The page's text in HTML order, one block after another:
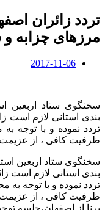
تردد زائران
مرزهای چزابه
2017-11-06
سخنگوی ستاد اربعین
بندی استانی لازم است
تردد نموده و با توجه
ظرفیت کافی ، از عزیمت
سخنگوی ستاد اربعین
بندی استانی لازم است
تردد نموده و با توجه به
ظرفیت کافی ، از عزیمت
برنا از اصفهان،جلسه